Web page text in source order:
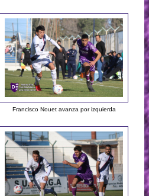
Francisco Nouet avanza por izquierda